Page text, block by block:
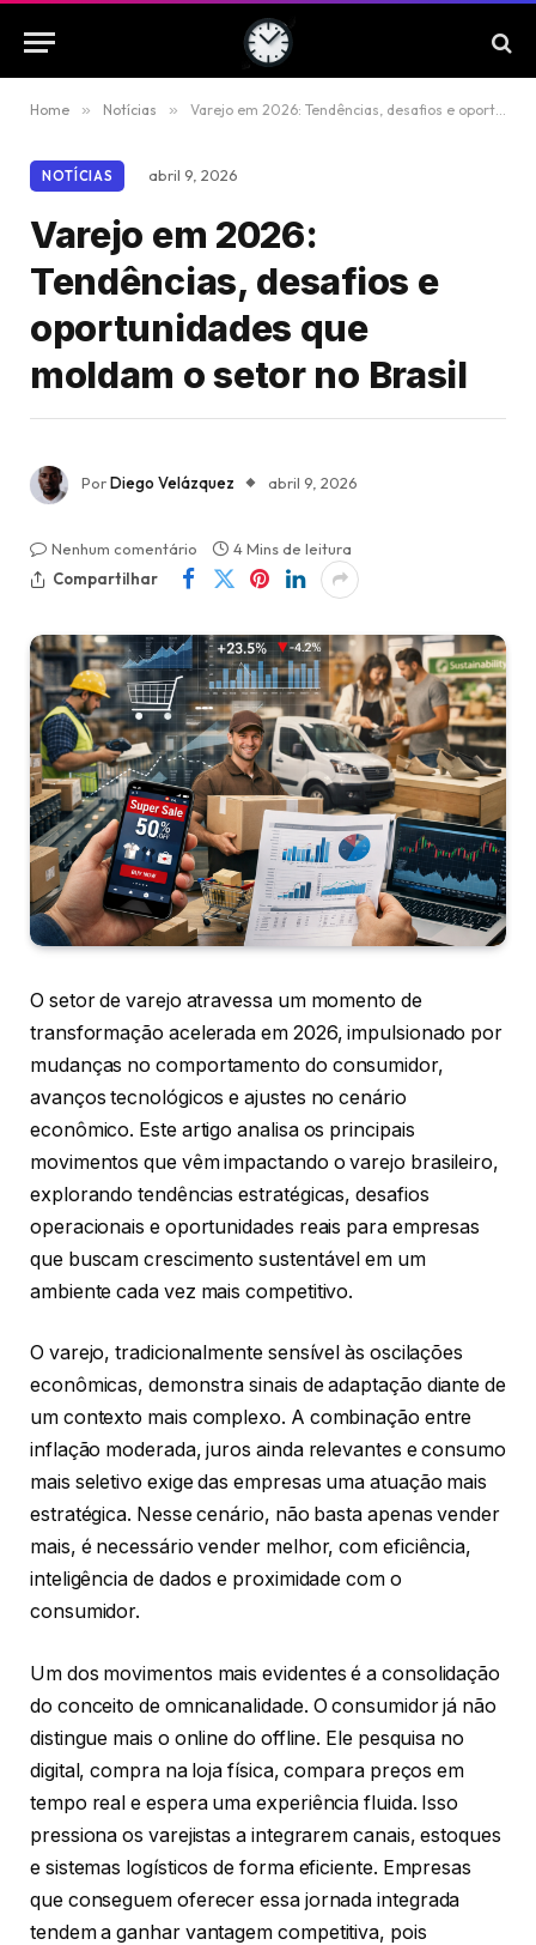
Home » Notícias » Varejo em 2026: Tendências, desafios e oportunidades que moldam o setor no Brasil
NOTÍCIAS abril 9, 2026
Varejo em 2026:
Tendências, desafios e
oportunidades que
moldam o setor no Brasil
PorDiego Velázquez abril 9, 2026
Nenhum comentário
4 Mins de leitura
Compartilhar
O setor de varejo atravessa um momento de
transformação acelerada em 2026, impulsionado por
mudanças no comportamento do consumidor,
avanços tecnológicos e ajustes no cenário
econômico. Este artigo analisa os principais
movimentos que vêm impactando o varejo brasileiro,
explorando tendências estratégicas, desafios
operacionais e oportunidades reais para empresas
que buscam crescimento sustentável em um
ambiente cada vez mais competitivo.
O varejo, tradicionalmente sensível às oscilações
econômicas, demonstra sinais de adaptação diante de
um contexto mais complexo. A combinação entre
inflação moderada, juros ainda relevantes e consumo
mais seletivo exige das empresas uma atuação mais
estratégica. Nesse cenário, não basta apenas vender
mais, é necessário vender melhor, com eficiência,
inteligência de dados e proximidade com o
consumidor.
Um dos movimentos mais evidentes é a consolidação
do conceito de omnicanalidade. O consumidor já não
distingue mais o online do offline. Ele pesquisa no
digital, compra na loja física, compara preços em
tempo real e espera uma experiência fluida. Isso
pressiona os varejistas a integrarem canais, estoques
e sistemas logísticos de forma eficiente. Empresas
que conseguem oferecer essa jornada integrada
tendem a ganhar vantagem competitiva, pois